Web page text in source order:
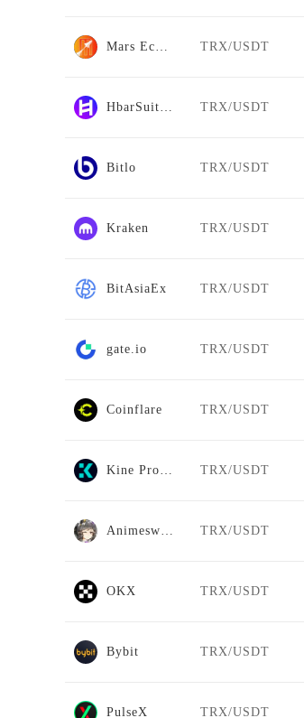
Mars Ecosystem TRX/USDT
HbarSuite DEX TRX/USDT
Bitlo TRX/USDT
Kraken TRX/USDT
BitAsiaEx TRX/USDT
gate.io TRX/USDT
Coinflare TRX/USDT
Kine Protocol TRX/USDT
Animeswap TRX/USDT
OKX TRX/USDT
Bybit TRX/USDT
PulseX TRX/USDT